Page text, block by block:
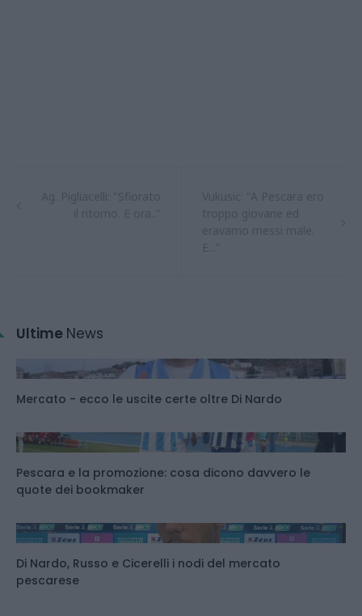
Ultime News
Mercato - ecco le uscite certe oltre Di Nardo
Pescara e la promozione: cosa dicono davvero le
quote dei bookmaker
Di Nardo, Russo e Cicerelli i nodi del mercato
pescarese